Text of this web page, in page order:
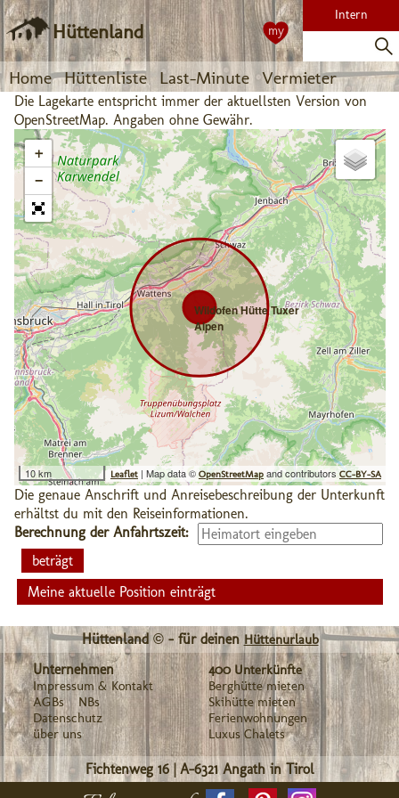
Hüttenland
Home Hüttenliste Last-Minute Vermieter
Intern
my
Die Lagekarte entspricht immer der aktuellsten Version von
OpenStreetMap. Angaben ohne Gewähr.
Wildofen Hütte Tuxer
Alpen
+
−
10 km Leaflet | Map data © OpenStreetMap and contributors CC-BY-SA
Die genaue Anschrift und Anreisebeschreibung der Unterkunft
erhältst du mit den Reiseinformationen.
Berechnung der Anfahrtszeit:
Meine aktuelle Position einträgt
Hüttenland © - für deinen Hüttenurlaub
Unternehmen
Impressum & Kontakt
AGBs
NBs
Datenschutz
über uns
400 Unterkünfte
Berghütte mieten
Skihütte mieten
Ferienwohnungen
Luxus Chalets
Fichtenweg 16|A-6321 Angath in Tirol